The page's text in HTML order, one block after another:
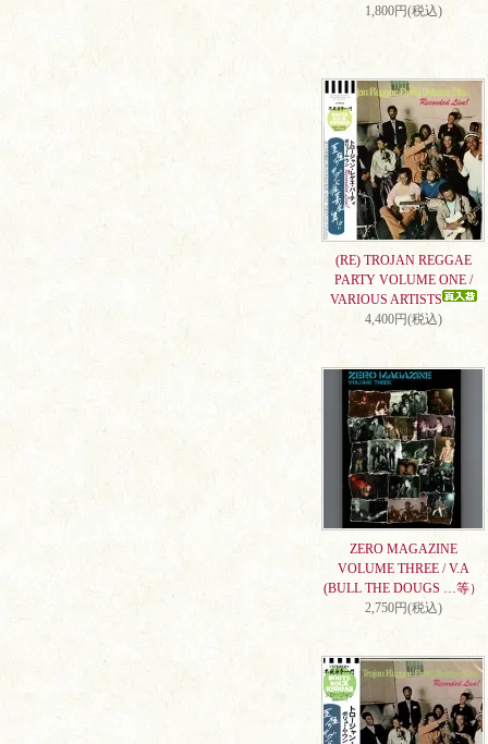
1,800円(税込)
(RE) TROJAN REGGAE
PARTY VOLUME ONE /
VARIOUS ARTISTS
4,400円(税込)
ZERO MAGAZINE
VOLUME THREE / V.A
(BULL THE DOUGS …等）
2,750円(税込)